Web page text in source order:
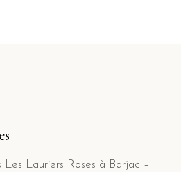
Les Lauriers Roses à Barjac –